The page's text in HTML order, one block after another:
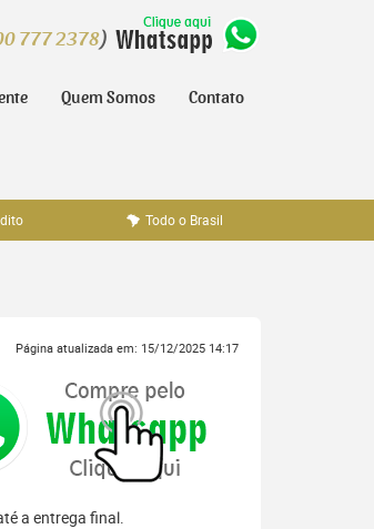
777 2378)
Quem Somos Contato
Todo o Brasil
Página atualizada em: 15/12/2025 14:17
a entrega final.